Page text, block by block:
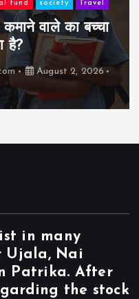
fund society Travel
वाले का बच्चा
है?
August 2, 2026
in many
Ujala, Nai
Patrika. After
the stock